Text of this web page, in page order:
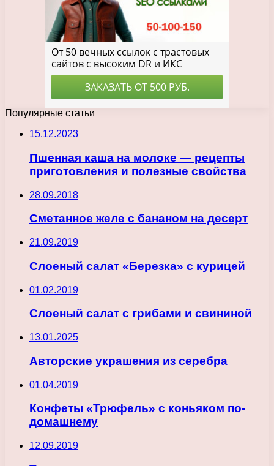
Популярные статьи
15.12.2023
Пшенная каша на молоке — рецепты
приготовления и полезные свойства
28.09.2018
Сметанное желе с бананом на десерт
21.09.2019
Слоеный салат «Березка» с курицей
01.02.2019
Слоеный салат с грибами и свининой
13.01.2025
Авторские украшения из серебра
01.04.2019
Конфеты «Трюфель» с коньяком по-
домашнему
12.09.2019